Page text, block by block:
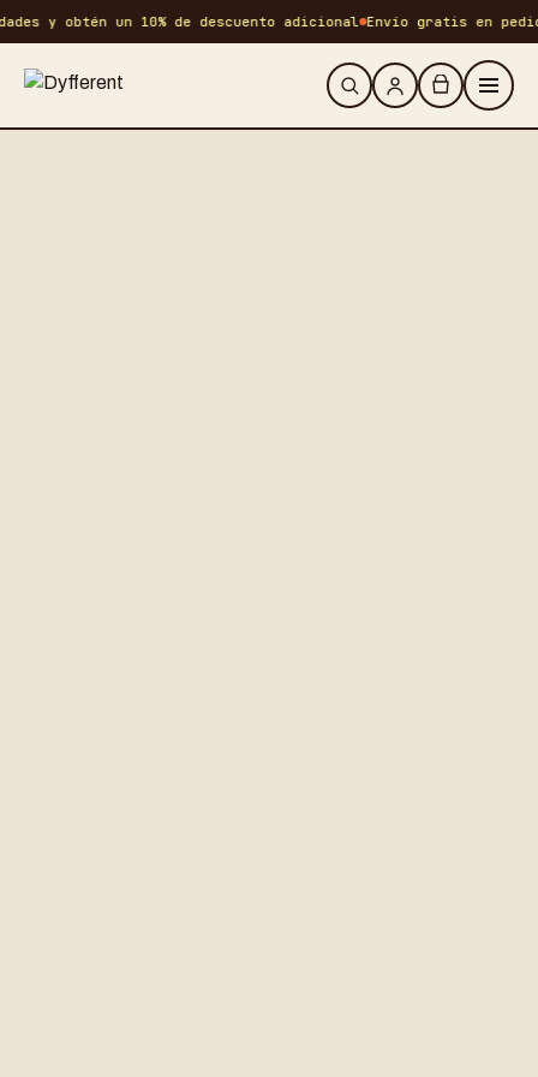
y obtén un 10% de descuento adicional Envío gratis en